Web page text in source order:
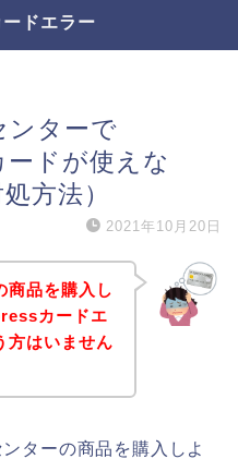
ドエラー
ンターで
ドが使えな
方法）
2021年10月20日
商品を購入し
カードエ
方はいません
ターの商品を購入しよ